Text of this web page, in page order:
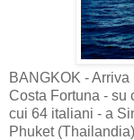
BANGKOK -
Costa Fortuna - su
cui 64 italiani - a
Phuket